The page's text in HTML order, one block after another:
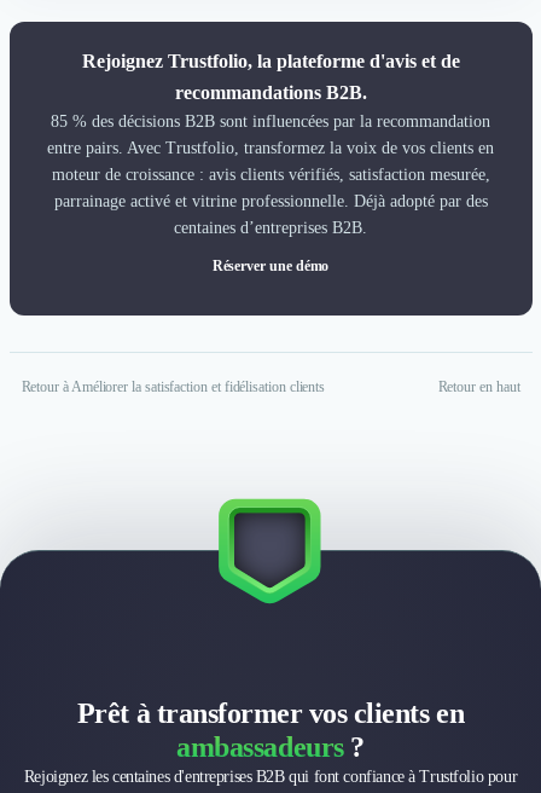
Rejoignez Trustfolio, la plateforme d'avis et de
recommandations B2B.
85 % des décisions B2B sont influencées par la recommandation
entre pairs. Avec Trustfolio, transformez la voix de vos clients en
moteur de croissance : avis clients vérifiés, satisfaction mesurée,
parrainage activé et vitrine professionnelle. Déjà adopté par des
centaines d’entreprises B2B.
Réserver une démo
Retour à Améliorer la satisfaction et fidélisation clients Retour en haut
Prêt à transformer vos clients en
ambassadeurs?
Rejoignez les centaines d'entreprises B2B qui font confiance à Trustfolio pour